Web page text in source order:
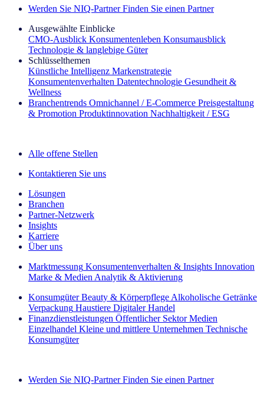
Werden Sie NIQ-Partner Finden Sie einen Partner
Ausgewählte Einblicke
CMO‑Ausblick Konsumentenleben Konsumausblick
Technologie & langlebige Güter
Schlüsselthemen
Künstliche Intelligenz Markenstrategie
Konsumentenverhalten Datentechnologie Gesundheit &
Wellness
Branchentrends Omnichannel / E‑Commerce Preisgestaltung
& Promotion Produktinnovation Nachhaltigkeit / ESG
Alle offene Stellen
Kontaktieren Sie uns
Lösungen
Branchen
Partner-Netzwerk
Insights
Karriere
Über uns
Marktmessung Konsumentenverhalten & Insights Innovation
Marke & Medien Analytik & Aktivierung
Konsumgüter Beauty & Körperpflege Alkoholische Getränke
Verpackung Haustiere Digitaler Handel
Finanzdienstleistungen Öffentlicher Sektor Medien
Einzelhandel Kleine und mittlere Unternehmen Technische
Konsumgüter
Werden Sie NIQ-Partner Finden Sie einen Partner